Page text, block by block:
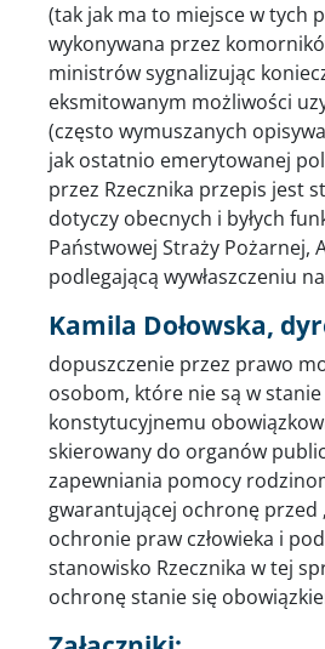
(tak jak ma to miejsce w tych
wykonywana przez
ministrów sygnalizując
eksmitowanym możliwości
(często wymuszanych
jak ostatnio emerytowanej
przez Rzecznika przepis jest
dotyczy obecnych i byłych
Państwowej Straży Pożarnej,
podlegającą wywłaszczeniu
Kamila Dołowska,
dopuszczenie przez prawo
osobom, które nie są w
konstytucyjnemu
skierowany do organów
zapewniania pomocy
gwarantującej ochronę przed
ochronie praw człowieka i
stanowisko Rzecznika w tej
ochronę stanie się